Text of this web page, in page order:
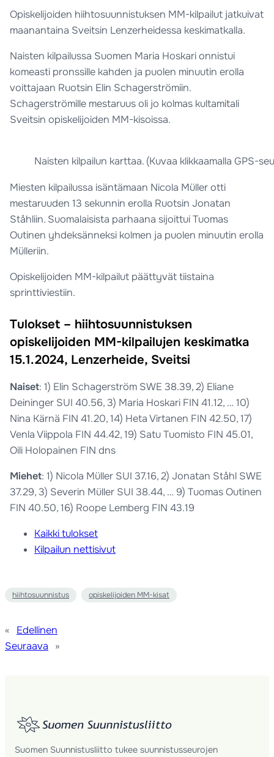
Opiskelijoiden hiihtosuunnistuksen MM-kilpailut jatkuivat
maanantaina Sveitsin Lenzerheidessa keskimatkalla.
Naisten kilpailussa Suomen Maria Hoskari onnistui
komeasti pronssille kahden ja puolen minuutin erolla
voittajaan Ruotsin Elin Schagerströmiin.
Schagerströmille mestaruus oli jo kolmas kultamitali
Sveitsin opiskelijoiden MM-kisoissa.
Naisten kilpailun karttaa. (Kuvaa klikkaamalla GPS-
Miesten kilpailussa isäntämaan Nicola Müller otti
mestaruuden 13 sekunnin erolla Ruotsin Jonatan
Ståhliin. Suomalaisista parhaana sijoittui Tuomas
Outinen yhdeksänneksi kolmen ja puolen minuutin erolla
Mülleriin.
Opiskelijoiden MM-kilpailut päättyvät tiistaina
sprinttiviestiin.
Tulokset – hiihtosuunnistuksen
opiskelijoiden MM-kilpailujen keskimatka
15.1.2024, Lenzerheide, Sveitsi
Naiset: 1) Elin Schagerström SWE 38.39, 2) Eliane
Deininger SUI 40.56, 3) Maria Hoskari FIN 41.12, … 10)
Nina Kärnä FIN 41.20, 14) Heta Virtanen FIN 42.50, 17)
Venla Viippola FIN 44.42, 19) Satu Tuomisto FIN 45.01,
Oili Holopainen FIN dns
Miehet: 1) Nicola Müller SUI 37.16, 2) Jonatan Ståhl SWE
37.29, 3) Severin Müller SUI 38.44, … 9) Tuomas Outinen
FIN 40.50, 16) Roope Lemberg FIN 43.19
Kaikki tulokset
Kilpailun nettisivut
hiihtosuunnistus opiskelijoiden MM-kisat
«
Edellinen
Seuraava
»
Suomen Suunnistusliitto tukee suunnistusseurojen